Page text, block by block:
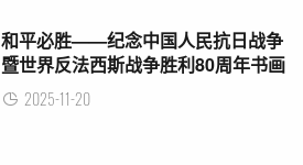
和平必胜——纪念中国人民抗日战争
暨世界反法西斯战争胜利80周年书画
展开幕
2025-11-20